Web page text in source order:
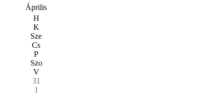
Április
H
K
Sze
Cs
P
Szo
V
31
1